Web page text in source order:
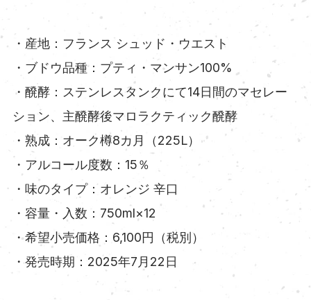
・産地：フランス シュッド・ウエスト
・ブドウ品種：プティ・マンサン100%
・醗酵：ステンレスタンクにて14日間のマセレー
ション、主醗酵後マロラクティック醗酵
・熟成：オーク樽8カ月（225L）
・アルコール度数：15％
・味のタイプ：オレンジ 辛口
・容量・入数：750ml×12
・希望小売価格：6,100円（税別）
・発売時期：2025年7月22日